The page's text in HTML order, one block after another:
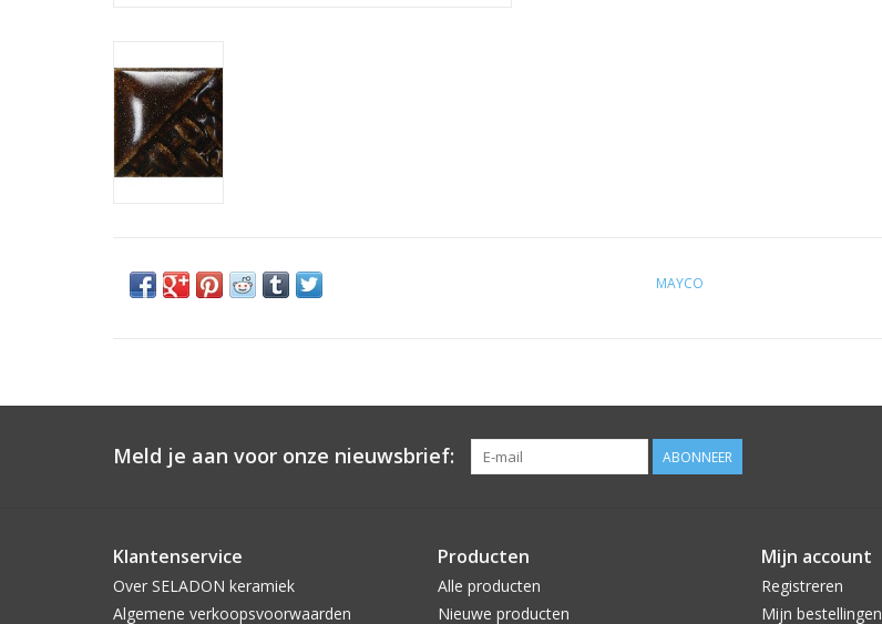
MAYCO
Meld je aan voor onze nieuwsbrief: ABONNEER
Klantenservice
Over SELADON keramiek
Algemene verkoopsvoorwaarden
Producten
Alle producten
Nieuwe producten
Mijn account
Registreren
Mijn bestellingen